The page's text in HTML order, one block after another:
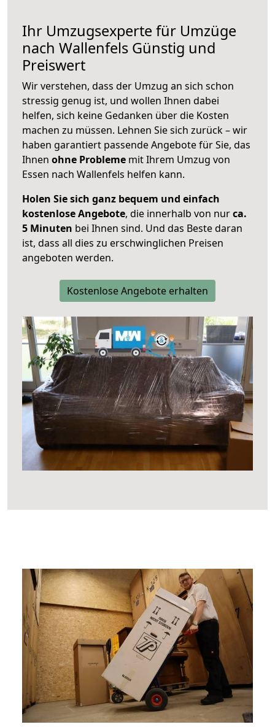
Ihr Umzugsexperte für Umzüge
nach Wallenfels Günstig und
Preiswert
Wir verstehen, dass der Umzug an sich schon
stressig genug ist, und wollen Ihnen dabei
helfen, sich keine Gedanken über die Kosten
machen zu müssen. Lehnen Sie sich zurück – wir
haben garantiert passende Angebote für Sie, das
Ihnen ohne Probleme mit Ihrem Umzug von
Essen nach Wallenfels helfen kann.
Holen Sie sich ganz bequem und einfach
kostenlose Angebote, die innerhalb von nurca.
5 Minuten bei Ihnen sind. Und das Beste daran
ist, dass all dies zu erschwinglichen Preisen
angeboten werden.
Kostenlose Angebote erhalten